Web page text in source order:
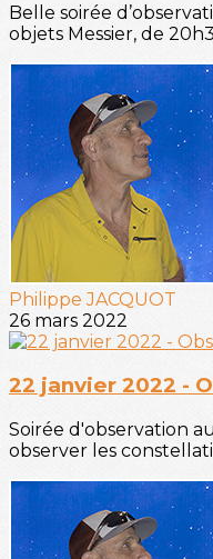
Belle soirée
objets Messier, de
Philippe JACQUOT
26 mars 2022
22 janvier 2022 -
Soirée d'observation
observer les